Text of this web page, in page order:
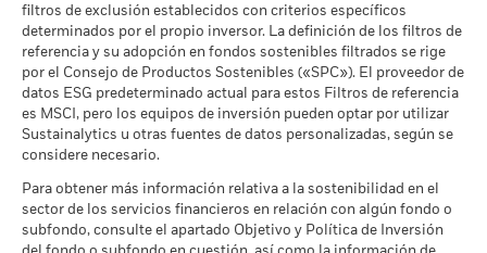
Fondos en Grupo de
Características Similares
a 17 jul 2026
361
Porcentaje de Cobertura de la
Media Ponderada de
Intensidad de Carbono de
MSCI
96,48
Todos los datos proceden de las Calificaciones de Fondos
ESG de MSCI a fecha de 17 jul 2026, tomando como base las
a 30 jun 2026
Las exposiciones a Implicación Empresarial de BlackRock
indicadas anteriormente para Carbón Térmico y Arenas
Bituminosas se calculan y notifican para aquellas empresas
en las que más de un 5 % de sus ingresos proceden de la
explotación de carbón térmico o arenas bituminosas de
acuerdo con lo definido por MSCI ESG Research. Para la
exposición a empresas que generen cualquier ingreso de la
explotación de carbón térmico o arenas bituminosas (siendo
en este caso el umbral de ingresos del 0 %), de acuerdo con lo
definido por MSCI ESG Research, los niveles son los
filtros de exclusión establecidos con criterios específicos
determinados por el propio inversor. La definición de los filtros de
referencia y su adopción en fondos sostenibles filtrados se rige
por el Consejo de Productos Sostenibles («SPC»). El proveedor de
datos ESG predeterminado actual para estos Filtros de referencia
es MSCI, pero los equipos de inversión pueden optar por utilizar
Sustainalytics u otras fuentes de datos personalizadas, según se
considere necesario.
Para obtener más información relativa a la sostenibilidad en el
sector de los servicios financieros en relación con algún fondo o
subfondo, consulte el apartado Objetivo y Política de Inversión